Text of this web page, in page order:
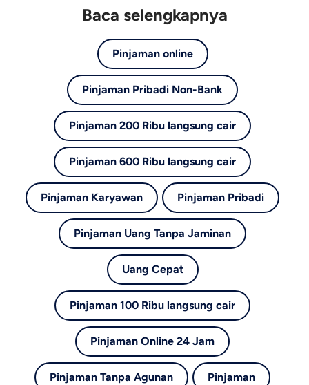
Baca selengkapnya
Pinjaman online
Pinjaman Pribadi Non-Bank
Pinjaman 200 Ribu langsung cair
Pinjaman 600 Ribu langsung cair
Pinjaman Karyawan Pinjaman Pribadi
Pinjaman Uang Tanpa Jaminan
Uang Cepat
Pinjaman 100 Ribu langsung cair
Pinjaman Online 24 Jam
Pinjaman Tanpa Agunan Pinjaman